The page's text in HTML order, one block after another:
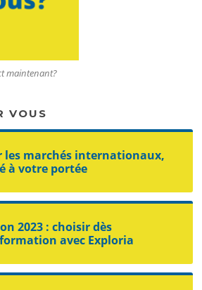
maintenant?
VOUS
les marchés internationaux,
à votre portée
2023 : choisir dès
avec Exploria